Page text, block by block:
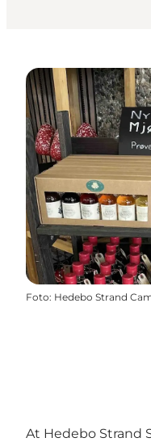
Foto: Hedebo Strand
At Hedebo Strand